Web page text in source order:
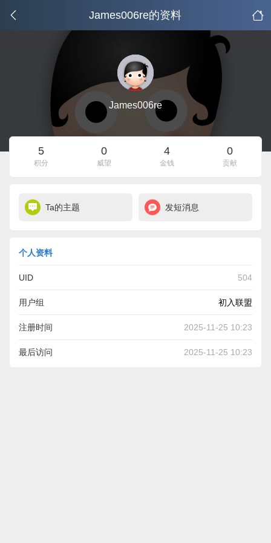
James006re的资料
James006re
5
积分
0
威望
4
金钱
0
贡献
Ta的主题 发短消息
个人资料
UID 504
用户组 初入联盟
注册时间 2025-11-25 10:23
最后访问 2025-11-25 10:23